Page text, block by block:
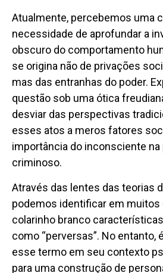
Atualmente, percebemos uma
necessidade de aprofundar a
obscuro do comportamento
se origina não de privações
mas das entranhas do poder.
questão sob uma ótica
desviar das perspectivas
esses atos a meros fatores
importância do inconsciente na
criminoso.
Através das lentes das teorias
podemos identificar em
colarinho branco
como “perversas”. No entanto,
esse termo em seu contexto
para uma construção de